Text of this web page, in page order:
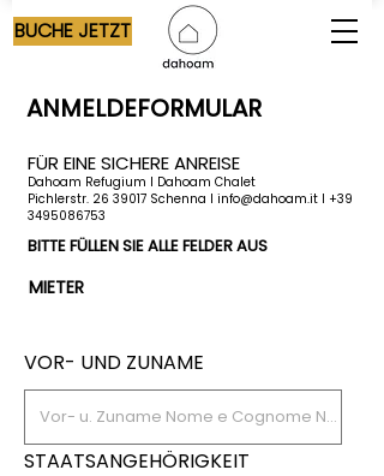
BUCHE JETZT
ANMELDEFORMULAR
FÜR EINE SICHERE ANREISE
Dahoam Refugium I Dahoam Chalet
Pichlerstr. 26 39017 Schenna I info@dahoam.it I +39
3495086753
VOR- UND ZUNAME
STAATSANGEHÖRIGKEIT
BITTE FÜLLEN SIE ALLE FELDER AUS
MIETER